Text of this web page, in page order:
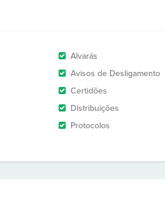
Alvarás
Avisos de Desligamento
Certidões
Distribuições
Protocolos